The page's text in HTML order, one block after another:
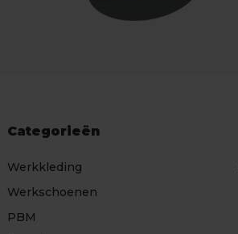
Categorieën
Werkkleding
Werkschoenen
PBM